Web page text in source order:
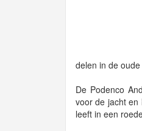
delen in de
De Podenco
voor de jacht en
leeft in een